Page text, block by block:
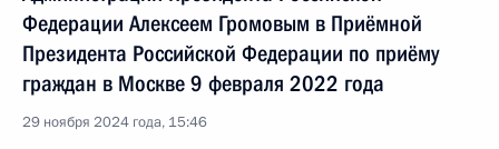
Федерации Алексеем Громовым в Приёмной
Президента Российской Федерации по приёму
граждан в Москве 9 февраля 2022 года
29 ноября 2024 года, 15:46